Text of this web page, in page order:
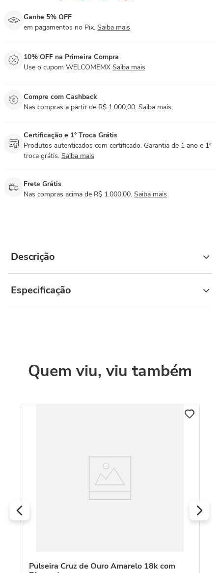
Ganhe 5% OFF
em pagamentos no Pix. Saiba mais
10% OFF na Primeira Compra
Use o cupom WELCOMEMX Saiba mais
Compre com Cashback
Nas compras a partir de R$ 1.000,00. Saiba mais
Certificação e 1° Troca Grátis
Produtos autenticados com certificado. Garantia de 1 ano e 1º
troca grátis. Saiba mais
Frete Grátis
Nas compras acima de R$ 1.000,00. Saiba mais
Descrição
Especificação
Quem viu, viu também
Pulseira Cruz de Ouro Amarelo 18k com